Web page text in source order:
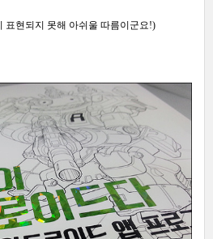
표현되지 못해 아쉬울 따름이군요!)